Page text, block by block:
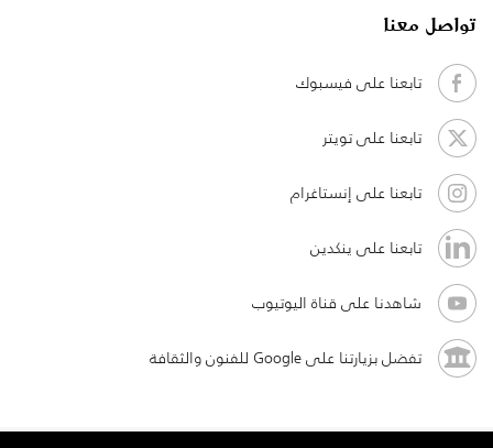
تواصل معنا
تابعنا على فيسبوك
تابعنا على تويتر
تابعنا على إنستاغرام
تابعنا على ينكدين
شاهدنا على قناة اليوتيوب
تفضل بزيارتنا على Google للفنون والثقافة